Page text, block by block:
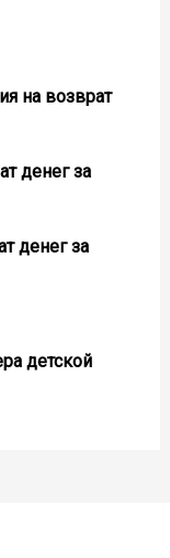
на возврат
денег за
денег за
детской